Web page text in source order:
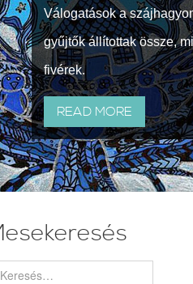
Válogatások a
gyűjtők állítottak össze,
fivérek.
READ MORE